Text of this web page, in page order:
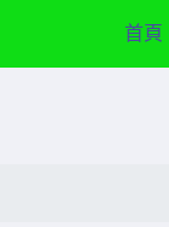
首頁